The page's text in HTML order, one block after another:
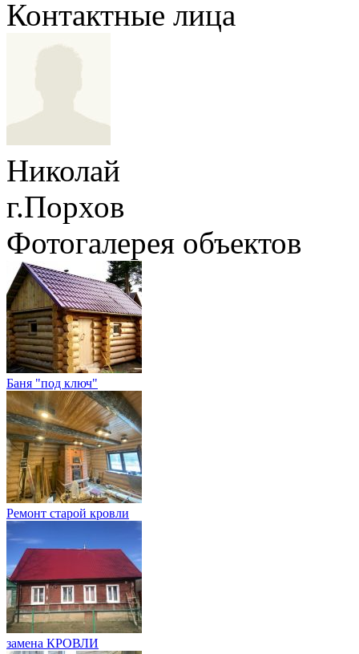
Контактные лица
Николай
г.Порхов
Фотогалерея объектов
Баня "под ключ"
Ремонт старой кровли
замена КРОВЛИ